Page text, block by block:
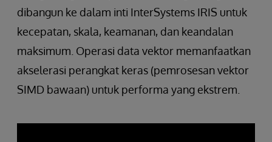
dibangun ke dalam inti InterSystems IRIS untuk
kecepatan, skala, keamanan, dan keandalan
maksimum. Operasi data vektor memanfaatkan
akselerasi perangkat keras (pemrosesan vektor
SIMD bawaan) untuk performa yang ekstrem.